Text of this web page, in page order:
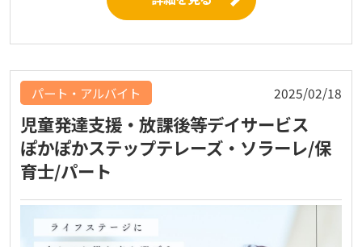
パート・アルバイト 2025/02/18
児童発達支援・放課後等デイサービス
ぽかぽかステップテレーズ・ソラーレ/保
育士/パート